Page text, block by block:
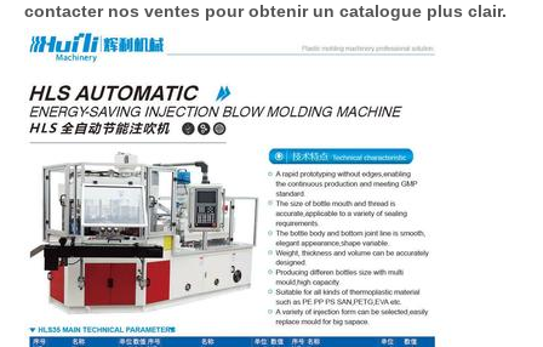
contacter nos ventes pour obtenir un catalogue plus clair.